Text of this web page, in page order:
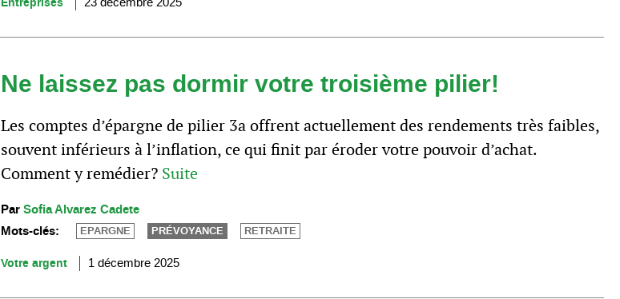
Ne laissez pas dormir votre troisième pilier!
Les comptes d’épargne de pilier 3a offrent actuellement des rendements très faibles,
souvent inférieurs à l’inflation, ce qui finit par éroder votre pouvoir d’achat.
Comment y remédier? Suite
ParSofia Alvarez Cadete
Mots-clés:
EPARGNE PRÉVOYANCE RETRAITE
Votre argent 1 décembre 2025